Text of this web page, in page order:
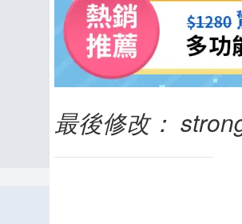
最後修改：